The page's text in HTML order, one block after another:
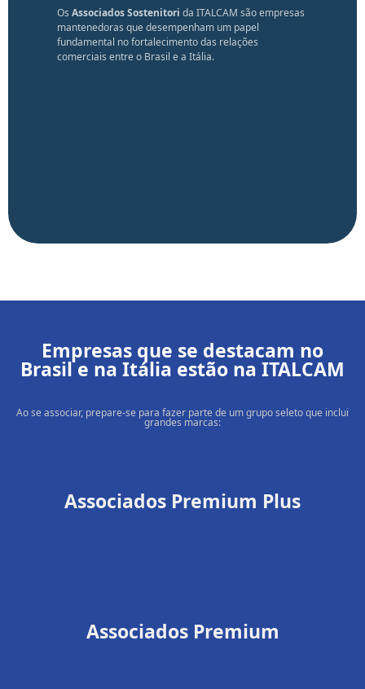
Os Associados Sostenitori da ITALCAM são empresas
mantenedoras que desempenham um papel
fundamental no fortalecimento das relações
comerciais entre o Brasil e a Itália.
Empresas que se destacam no
Brasil e na Itália estão na ITALCAM
Ao se associar, prepare-se para fazer parte de um grupo seleto que inclui
grandes marcas:
Associados Premium Plus
Associados Premium